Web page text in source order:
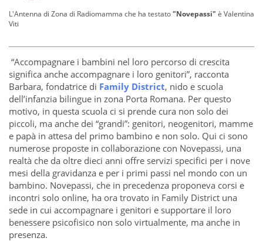
L'Antenna di Zona di Radiomamma che ha testato"Novepassi" è Valentina
Viti
“Accompagnare i bambini nel loro percorso di crescita
significa anche accompagnare i loro genitori”, racconta
Barbara, fondatrice di Family District, nido e scuola
dell’infanzia bilingue in zona Porta Romana. Per questo
motivo, in questa scuola ci si prende cura non solo dei
piccoli, ma anche dei “grandi”: genitori, neogenitori, mamme
e papà in attesa del primo bambino e non solo. Qui ci sono
numerose proposte in collaborazione con Novepassi, una
realtà che da oltre dieci anni offre servizi specifici per i nove
mesi della gravidanza e per i primi passi nel mondo con un
bambino. Novepassi, che in precedenza proponeva corsi e
incontri solo online, ha ora trovato in Family District una
sede in cui accompagnare i genitori e supportare il loro
benessere psicofisico non solo virtualmente, ma anche in
presenza.